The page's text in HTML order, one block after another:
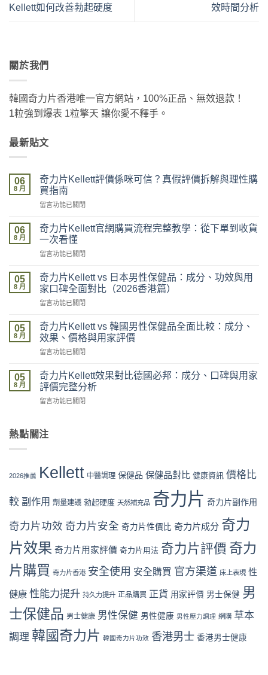
Kellett如何改善勃起硬度
效時間分析
關於我們
韓國奇力片香港唯一官方網站，100%正品、無效退款！
1粒強到爆表 1粒擎天 讓你愛不釋手。
最新貼文
06
8 月
奇力片Kellett評價係咪可信？真假評價拆解與理性購
買指南
在
力
片
Kellett
評
係
咪
信？
假
評
拆
與
理
性
指
南〉
留言功能已關閉
06
8 月
奇力片Kellett官網購買流程完整教學：從下單到收貨
一次看懂
在
力
片
Kellett
官
購
買
程
整
教
從
到
一
次
懂〉
中
留言功能已關閉
05
8 月
奇力片Kellett vs 日本男性保健品：成分、功效與用
家口碑全面對比（2026香港篇）
在
力
片
Kellett
vs
本
男
保
成
與
口
全
對
比
（2026
香
港
篇）〉
中
留言功能已關閉
05
8 月
奇力片Kellett vs 韓國男性保健品全面比較：成分、
效果、價格與用家評價
在
力
片
Kellett
vs
男
品
比
成
效
果、
價
格
用
家
評
中
留言功能已關閉
05
8 月
奇力片Kellett效果對比德國必邦：成分、口碑與用家
評價完整分析
在
片
對
國
邦：
成
分、
口
碑
與
家
價
整
留言功能已關閉
熱點關注
2026推薦 Kellett 中醫調理 保健品 保健品對比 健康資訊 價格比
較 副作用 劑量建議 勃起硬度 天然補充品 奇力片 奇力片副作用
奇力片功效 奇力片安全 奇力片性價比 奇力片成分 奇力
片效果 奇力片用家評價 奇力片用法 奇力片評價 奇力
片購買 奇力片香港 安全使用 安全購買 官方渠道 床上表現 性
健康 性能力提升 持久力提升 正品購買 正貨 用家評價 男士保健 男
士保健品 男士健康 男性保健 男性健康 男性壓力調理 網購 草本
調理 韓國奇力片 韓國奇力片功效 香港男士 香港男士健康